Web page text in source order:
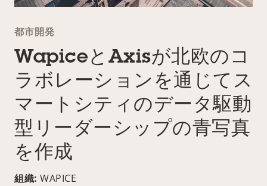
都市開発
WapiceとAxisが北欧のコ
ラボレーションを通じてス
マートシティのデータ駆動
型リーダーシップの青写真
を作成
組織: WAPICE